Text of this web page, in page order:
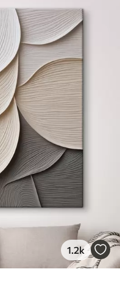
1.2k